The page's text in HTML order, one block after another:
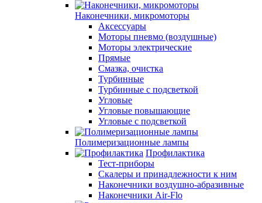
Наконечники, микромоторы
Аксессуары
Моторы пневмо (воздушные)
Моторы электрические
Прямые
Смазка, очистка
Турбинные
Турбинные с подсветкой
Угловые
Угловые повышающие
Угловые с подсветкой
Полимеризационные лампы
Профилактика
Тест-приборы
Скалеры и принадлежности к ним
Наконечники воздушно-абразивные
Наконечники Air-Flo